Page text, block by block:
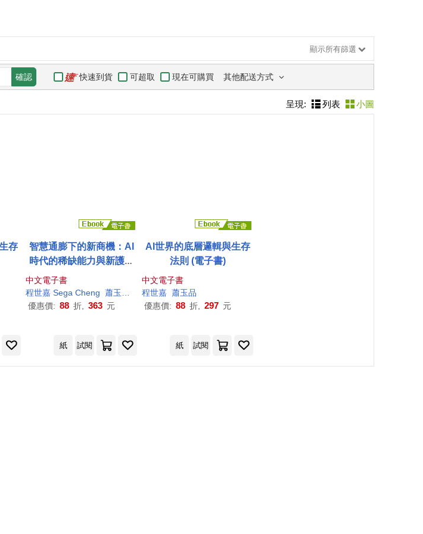
顯示所有篩選
確認 快速到貨 可超取 現在可購買 其他配送方式
呈現: 列表 小圖
存
智慧通膨下的新商機：AI
時代的稀缺能力與新護城
河【電子書獨家收錄
嘉導讀音檔】(博客來獨家
書封版) (電子書)
中文電子書
程世嘉 Sega Cheng 蕭玉
／採訪整理
優惠價: 88 折, 363 元
AI世界的底層邏輯與生存
法則 (電子書)
中文電子書
程世嘉 蕭玉品
優惠價: 88 折, 297 元
紙 試閱 紙 試閱